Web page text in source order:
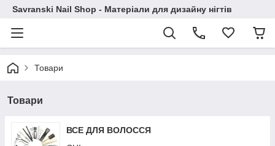
Savranski Nail Shop - Матеріали для дизайну нігтів
Товари
Товари
ВСЕ ДЛЯ ВОЛОССЯ